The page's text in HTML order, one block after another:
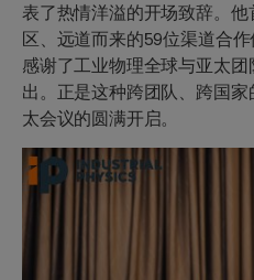
表了热情洋溢的开场致辞。
区、远道而来的59位渠道合
感谢了工业物理全球与亚太
出。正是这种跨团队、跨国
太会议的圆满开启。